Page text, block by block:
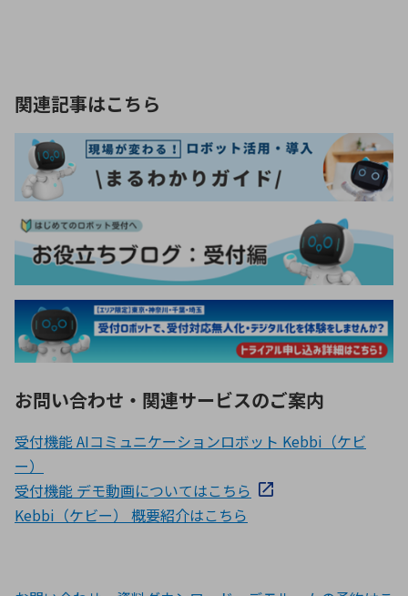
関連記事はこちら
お問い合わせ・関連サービスのご案内
受付機能 AIコミュニケーションロボット Kebbi（ケビ
ー）
受付機能 デモ動画についてはこちら
Kebbi（ケビー） 概要紹介はこちら